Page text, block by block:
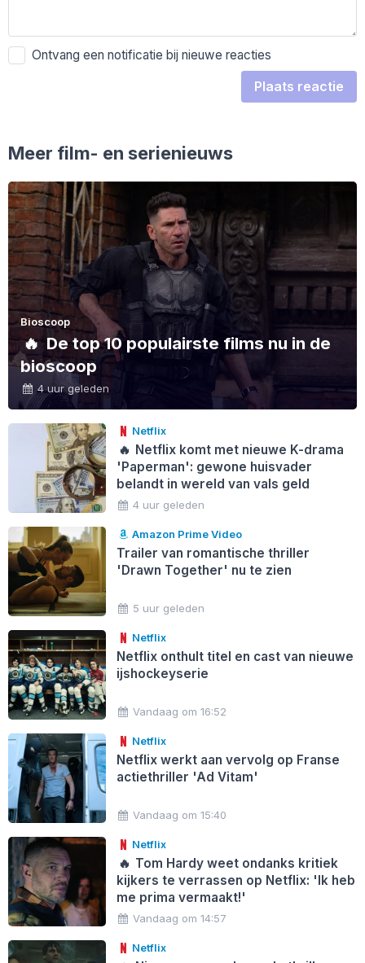
Ontvang een notificatie bij nieuwe reacties
Plaats reactie
Meer film- en serienieuws
Bioscoop
🔥De top 10 populairste films nu in de
bioscoop
4 uur geleden
Netflix
🔥 Netflix komt met nieuwe K-drama
'Paperman': gewone huisvader
belandt in wereld van vals geld
4 uur geleden
Amazon Prime Video
Trailer van romantische thriller
'Drawn Together' nu te zien
5 uur geleden
Netflix
Netflix onthult titel en cast van nieuwe
ijshockeyserie
Vandaag om 16:52
Netflix
Netflix werkt aan vervolg op Franse
actiethriller 'Ad Vitam'
Vandaag om 15:40
Netflix
🔥 Tom Hardy weet ondanks kritiek
kijkers te verrassen op Netflix: 'Ik heb
me prima vermaakt!'
Vandaag om 14:57
Netflix